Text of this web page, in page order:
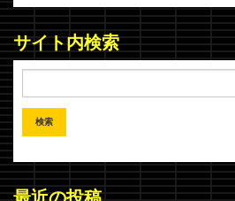
サイト内検索